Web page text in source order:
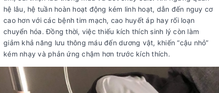
hệ lâu, hệ tuần hoàn hoạt động kém linh hoạt, dẫn đến nguy cơ
cao hơn với các bệnh tim mạch, cao huyết áp hay rối loạn
chuyển hóa. Đồng thời, việc thiếu kích thích sinh lý còn làm
giảm khả năng lưu thông máu đến dương vật, khiến “cậu nhỏ”
kém nhạy và phản ứng chậm hơn trước kích thích.